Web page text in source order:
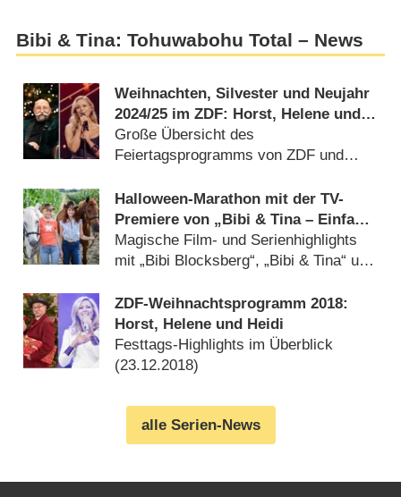
Bibi & Tina: Tohuwabohu Total – News
Weihnachten, Silvester und Neujahr
2024/​25 im ZDF: Horst, Helene und
„Hallo Spencer“
Große Übersicht des
Feiertagsprogramms von ZDF und
Halloween-Marathon mit der TV-
Premiere von „Bibi & Tina – Einfach
anders“
Magische Film- und Serienhighlights
mit „Bibi Blocksberg“, „Bibi & Tina“ und
ZDF-Weihnachtsprogramm 2018:
Horst, Helene und Heidi
Festtags-Highlights im Überblick
(23.12.2018)
alle Serien-News